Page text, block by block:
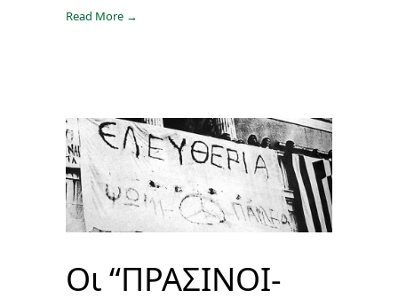
Read More →
Οι “ΠΡΑΣΙΝΟΙ-